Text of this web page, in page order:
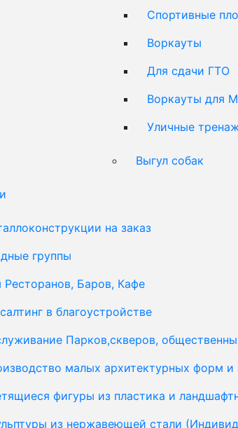
Спортивные
Воркауты
Для сдачи ГТО
Воркауты для
Уличные
Выгул собак
на заказ
группы
Ресторанов, Баров, Кафе
в благоустройстве
Парков,скверов,
малых архитектурных форм и
фигуры из пластика и
из нержавеющей стали